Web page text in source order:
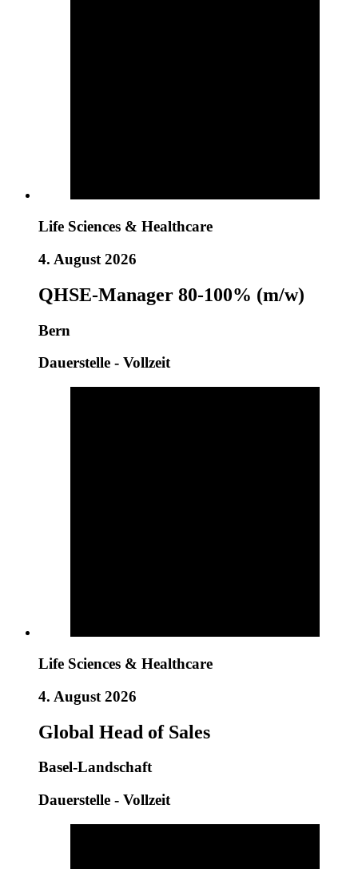
Life Sciences & Healthcare
4. August 2026
QHSE-Manager 80-100% (m/w)
Bern
Dauerstelle - Vollzeit
Life Sciences & Healthcare
4. August 2026
Global Head of Sales
Basel-Landschaft
Dauerstelle - Vollzeit